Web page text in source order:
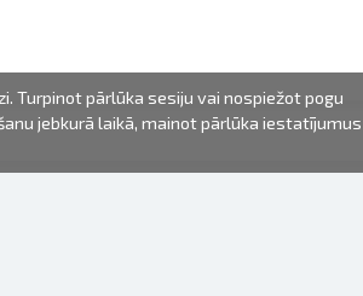
Turpinot pārlūka sesiju vai nospiežot pogu
jebkurā laikā, mainot pārlūka iestatījumus